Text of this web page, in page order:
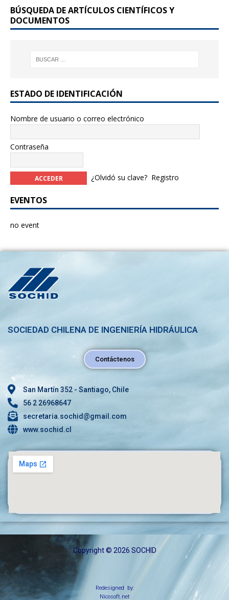
o
k
BÚSQUEDA DE ARTÍCULOS CIENTÍFICOS Y
DOCUMENTOS
ESTADO DE IDENTIFICACIÓN
Nombre de usuario o correo electrónico
Contraseña
¿Olvidó su clave? Registro
EVENTOS
no event
SOCIEDAD CHILENA DE INGENIERÍA HIDRÁULICA
Contáctenos
San Martín 352 - Santiago, Chile
56 2 26968647
secretaria.sochid@gmail.com
www.sochid.cl
Copyright © 2026 SOCHID
Redesigned by:
Nicosoft.net